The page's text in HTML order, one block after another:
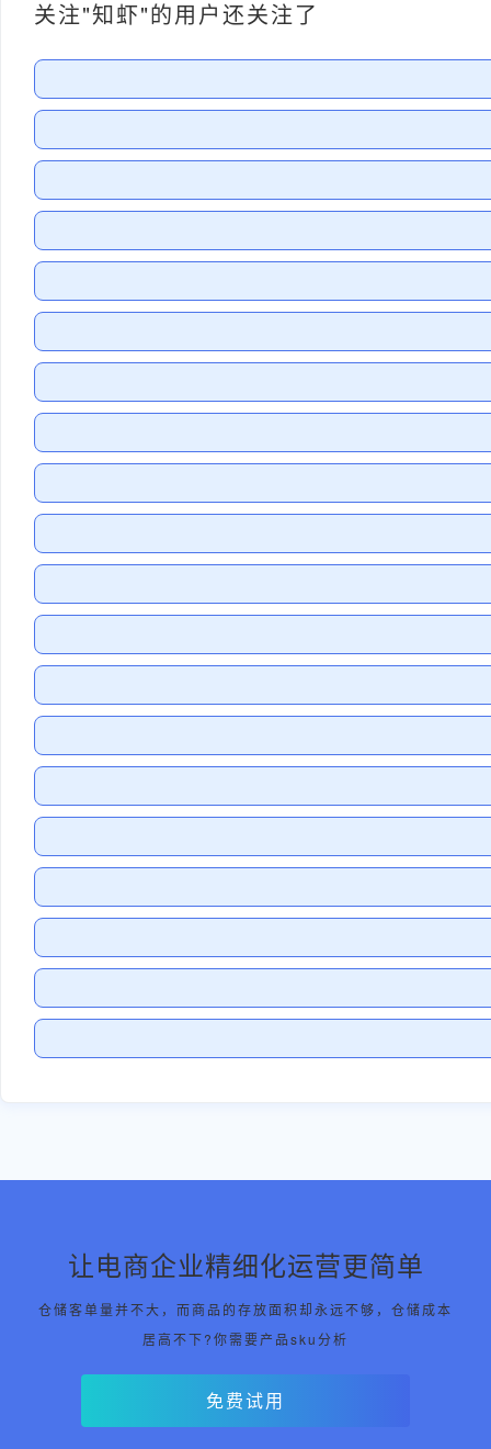
关注"知虾"的用户还关注了
让电商企业精细化运营更简单
仓储客单量并不大，而商品的存放面积却永远不够，仓储成本
居高不下?你需要产品sku分析
免费试用